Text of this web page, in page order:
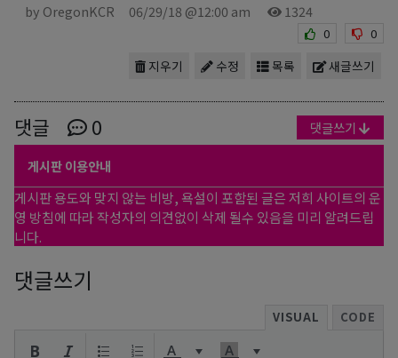
by OregonKCR 06/29/18 @12:00 am 1324
0 0
새글쓰기
목록
수정
지우기
댓글 0 댓글쓰기
게시판 이용안내
게시판 용도와 맞지 않는 비방, 욕설이 포함된 글은 저희 사이트의 운
영 방침에 따라 작성자의 의견없이 삭제 될수 있음을 미리 알려드립
니다.
댓글쓰기
VISUAL CODE